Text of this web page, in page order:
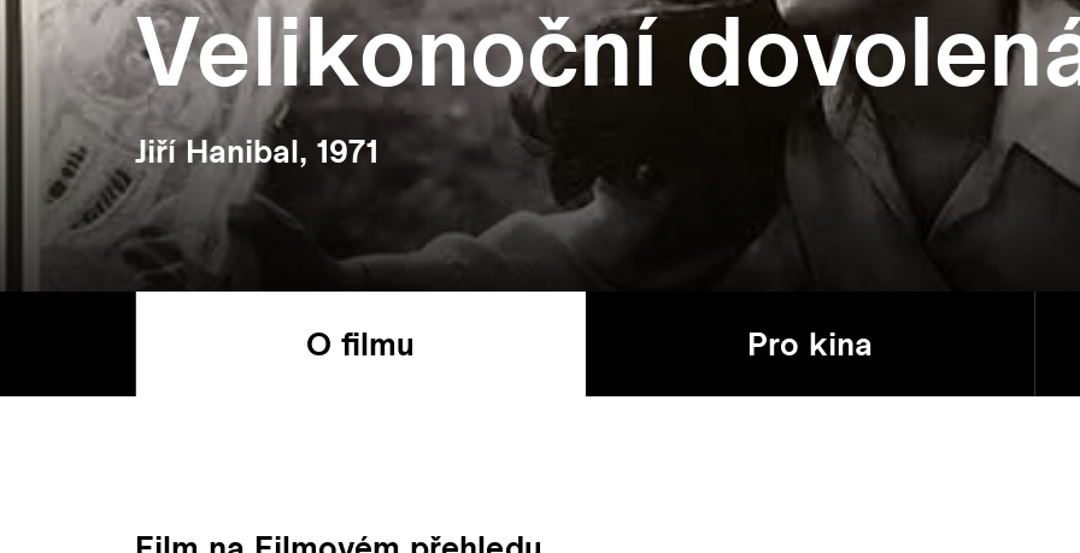
Velikonoční
Jiří Hanibal, 1971
O filmu Pro kina